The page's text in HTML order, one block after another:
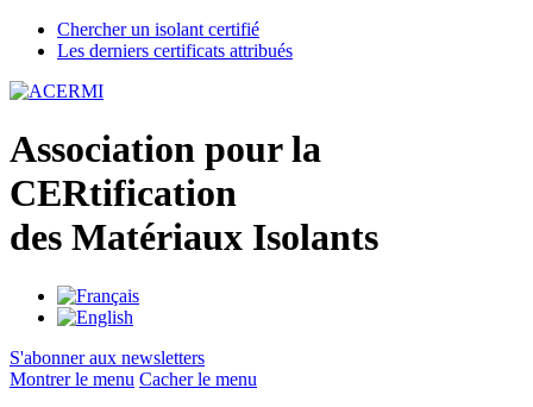
Chercher un isolant certifié
Les derniers certificats attribués
Association pour la
CERtification
des Matériaux Isolants
S'abonner aux newsletters
Montrer le menu Cacher le menu